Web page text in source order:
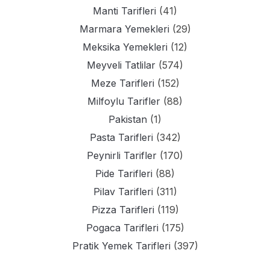
Manti Tarifleri (41)
Marmara Yemekleri (29)
Meksika Yemekleri (12)
Meyveli Tatlilar (574)
Meze Tarifleri (152)
Milfoylu Tarifler (88)
Pakistan (1)
Pasta Tarifleri (342)
Peynirli Tarifler (170)
Pide Tarifleri (88)
Pilav Tarifleri (311)
Pizza Tarifleri (119)
Pogaca Tarifleri (175)
Pratik Yemek Tarifleri (397)